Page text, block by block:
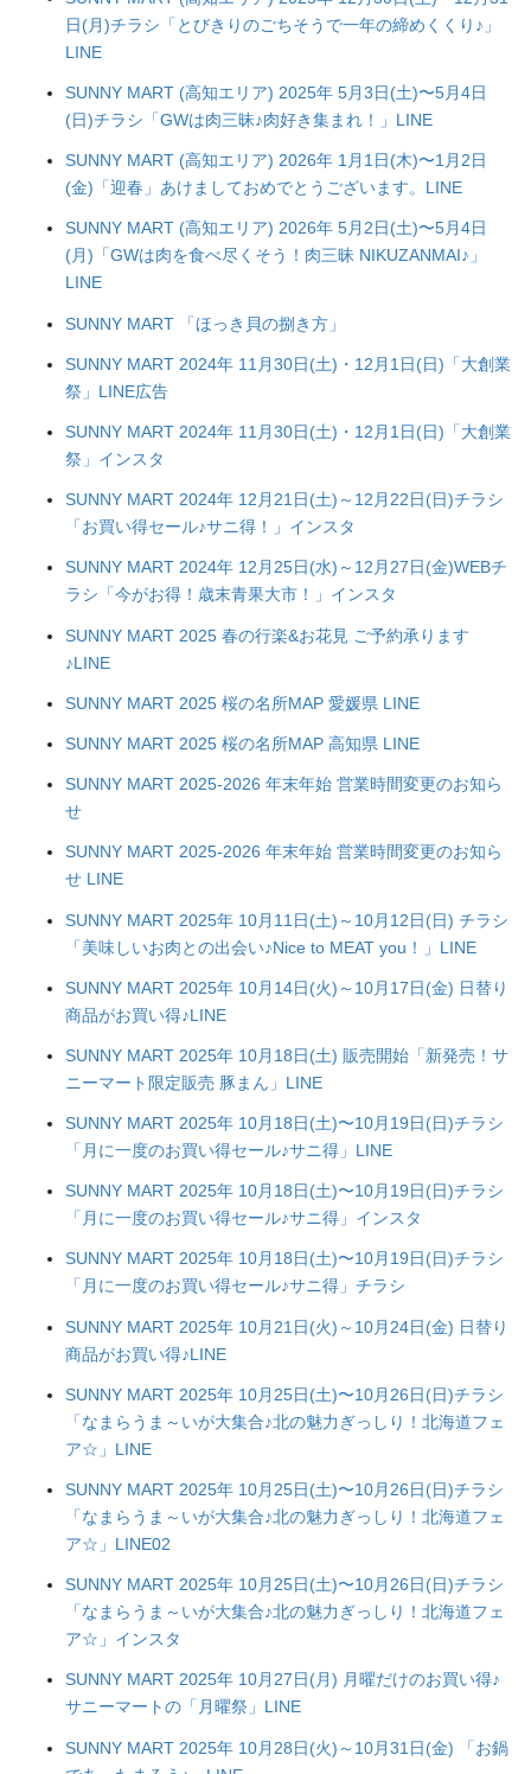
日(月)チラシ「とびきりのごちそうで一年の締めくくり♪」
LINE
SUNNY MART (高知エリア) 2025年 5月3日(土)〜5月4日
(日)チラシ「GWは肉三昧♪肉好き集まれ！」LINE
SUNNY MART (高知エリア) 2026年 1月1日(木)〜1月2日
(金)「迎春」あけましておめでとうございます。LINE
SUNNY MART (高知エリア) 2026年 5月2日(土)〜5月4日
(月)「GWは肉を食べ尽くそう！肉三昧 NIKUZANMAI♪」
LINE
SUNNY MART 「ほっき貝の捌き方」
SUNNY MART 2024年 11月30日(土)・12月1日(日)「大創業
祭」LINE広告
SUNNY MART 2024年 11月30日(土)・12月1日(日)「大創業
祭」インスタ
SUNNY MART 2024年 12月21日(土)～12月22日(日)チラシ
「お買い得セール♪サニ得！」インスタ
SUNNY MART 2024年 12月25日(水)～12月27日(金)WEBチ
ラシ「今がお得！歳末青果大市！」インスタ
SUNNY MART 2025 春の行楽&お花見 ご予約承ります
♪LINE
SUNNY MART 2025 桜の名所MAP 愛媛県 LINE
SUNNY MART 2025 桜の名所MAP 高知県 LINE
SUNNY MART 2025-2026 年末年始 営業時間変更のお知ら
せ
SUNNY MART 2025-2026 年末年始 営業時間変更のお知ら
せ LINE
SUNNY MART 2025年 10月11日(土)～10月12日(日) チラシ
「美味しいお肉との出会い♪Nice to MEAT you！」LINE
SUNNY MART 2025年 10月14日(火)～10月17日(金) 日替り
商品がお買い得♪LINE
SUNNY MART 2025年 10月18日(土) 販売開始「新発売！サ
ニーマート限定販売 豚まん」LINE
SUNNY MART 2025年 10月18日(土)〜10月19日(日)チラシ
「月に一度のお買い得セール♪サニ得」LINE
SUNNY MART 2025年 10月18日(土)〜10月19日(日)チラシ
「月に一度のお買い得セール♪サニ得」インスタ
SUNNY MART 2025年 10月18日(土)〜10月19日(日)チラシ
「月に一度のお買い得セール♪サニ得」チラシ
SUNNY MART 2025年 10月21日(火)～10月24日(金) 日替り
商品がお買い得♪LINE
SUNNY MART 2025年 10月25日(土)〜10月26日(日)チラシ
「なまらうま～いが大集合♪北の魅力ぎっしり！北海道フェ
ア☆」LINE
SUNNY MART 2025年 10月25日(土)〜10月26日(日)チラシ
「なまらうま～いが大集合♪北の魅力ぎっしり！北海道フェ
ア☆」LINE02
SUNNY MART 2025年 10月25日(土)〜10月26日(日)チラシ
「なまらうま～いが大集合♪北の魅力ぎっしり！北海道フェ
ア☆」インスタ
SUNNY MART 2025年 10月27日(月) 月曜だけのお買い得♪
サニーマートの「月曜祭」LINE
SUNNY MART 2025年 10月28日(火)～10月31日(金) 「お鍋